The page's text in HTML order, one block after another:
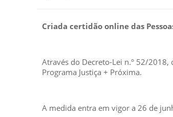
Criada certidão online das
Através do Decreto-Lei n.º 52/2018,
Programa Justiça + Próxima.
A medida entra em vigor a 26 de